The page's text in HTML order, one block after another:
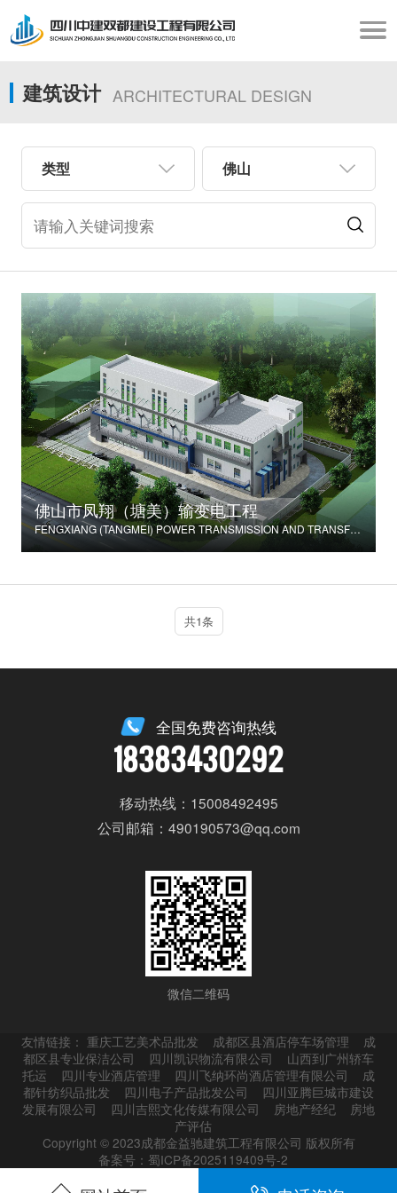
建筑设计 ARCHITECTURAL DESIGN
类型 佛山
佛山市凤翔（塘美）输变电工程
FENGXIANG (TANGMEI) POWER TRANSMISSION AND TRANSFORMATION PROJECT
共1条
全国免费咨询热线
18383430292
移动热线：15008492495
公司邮箱：490190573@qq.com
微信二维码
友情链接：重庆工艺美术品批发 成都区县酒店停车场管理
成
都区县专业保洁公司
四川凯识物流有限公司
山西到广州轿车
托运
四川专业酒店管理 四川飞纳环尚酒店管理有限公司
成
都针纺织品批发
四川电子产品批发公司
四川亚腾巨城市建设
发展有限公司
四川吉熙文化传媒有限公司 房地产经纪
房地
产评估
Copyright © 2023成都金益驰建筑工程有限公司 版权所有
备案号：蜀ICP备2025119409号-2